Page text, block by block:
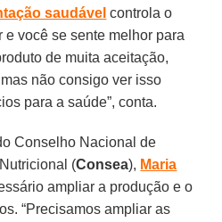
saudável controla o
e você se sente melhor para
de muita aceitação,
não consigo ver isso
para a saúde”, conta.
Conselho Nacional de
(Consea), Maria
ampliar a produção e o
“Precisamos ampliar as